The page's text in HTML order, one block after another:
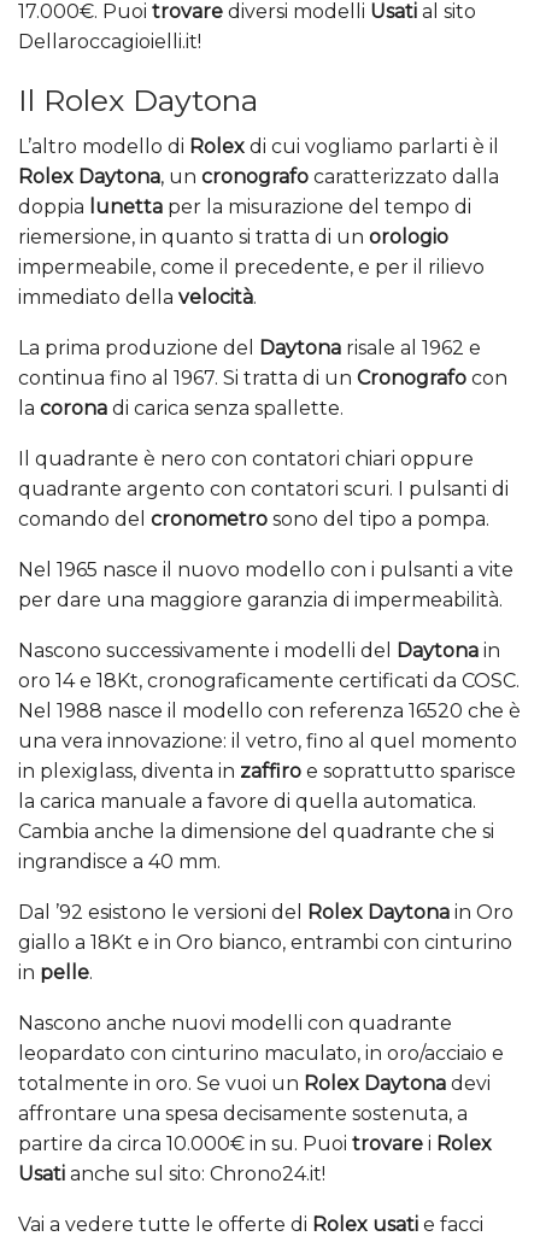
17.000€. Puoi trovare diversi modelli Usati al sito
Dellaroccagioielli.it!
Il Rolex Daytona
L’altro modello di Rolex di cui vogliamo parlarti è il
Rolex Daytona, un cronografo caratterizzato dalla
doppia lunetta per la misurazione del tempo di
riemersione, in quanto si tratta di un orologio
impermeabile, come il precedente, e per il rilievo
immediato della velocità.
La prima produzione del Daytona risale al 1962 e
continua fino al 1967. Si tratta di un Cronografo con
la corona di carica senza spallette.
Il quadrante è nero con contatori chiari oppure
quadrante argento con contatori scuri. I pulsanti di
comando del cronometro sono del tipo a pompa.
Nel 1965 nasce il nuovo modello con i pulsanti a vite
per dare una maggiore garanzia di impermeabilità.
Nascono successivamente i modelli del Daytona in
oro 14 e 18Kt, cronograficamente certificati da COSC.
Nel 1988 nasce il modello con referenza 16520 che è
una vera innovazione: il vetro, fino al quel momento
in plexiglass, diventa in zaffiro e soprattutto sparisce
la carica manuale a favore di quella automatica.
Cambia anche la dimensione del quadrante che si
ingrandisce a 40 mm.
Dal ’92 esistono le versioni del Rolex Daytona in Oro
giallo a 18Kt e in Oro bianco, entrambi con cinturino
in pelle.
Nascono anche nuovi modelli con quadrante
leopardato con cinturino maculato, in oro/acciaio e
totalmente in oro. Se vuoi un Rolex Daytona devi
affrontare una spesa decisamente sostenuta, a
partire da circa 10.000€ in su. Puoi trovare i Rolex
Usati anche sul sito: Chrono24.it!
Vai a vedere tutte le offerte di Rolex usati e facci